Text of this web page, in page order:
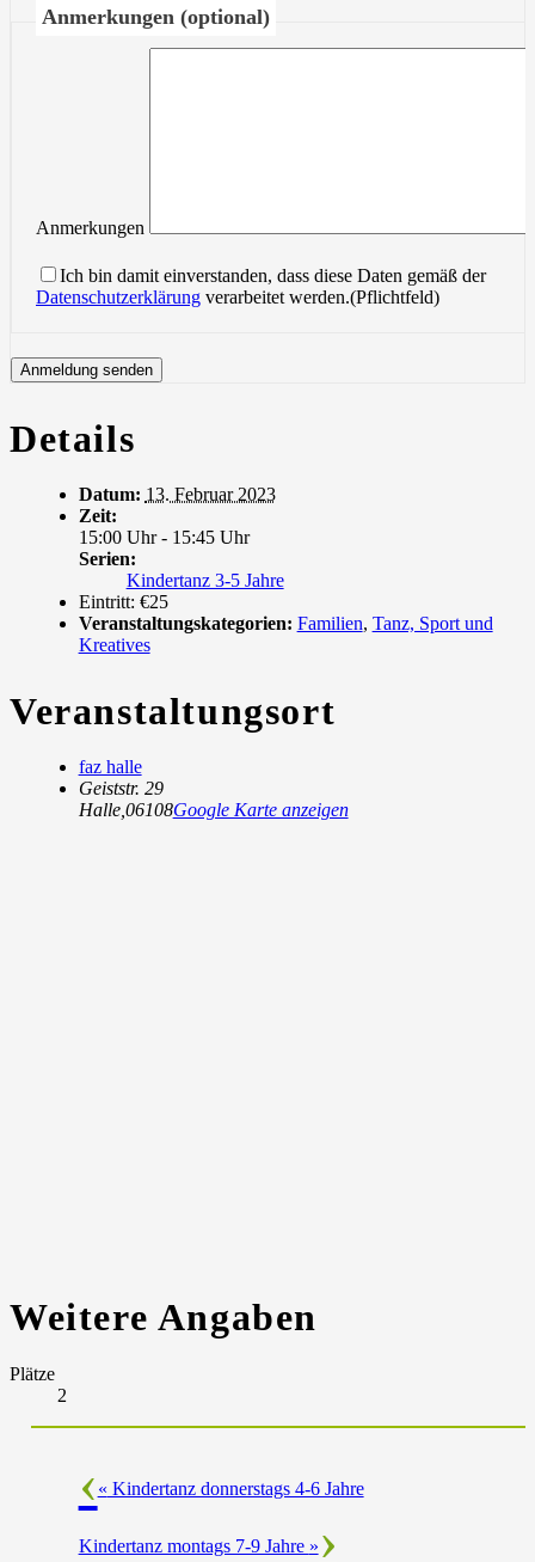
Anmerkungen (optional)
Anmerkungen
Ich bin damit einverstanden, dass diese Daten gemäß der
Datenschutzerklärung verarbeitet werden.(Pflichtfeld)
Details
Datum: 13. Februar 2023
Zeit:
15:00 Uhr - 15:45 Uhr
Serien:
Kindertanz 3-5 Jahre
Eintritt: €25
Veranstaltungskategorien: Familien, Tanz, Sport und
Kreatives
Veranstaltungsort
faz halle
Geiststr. 29
Halle, 06108Google Karte anzeigen
Weitere Angaben
Plätze
2
« Kindertanz donnerstags 4-6 Jahre
Kindertanz montags 7-9 Jahre »